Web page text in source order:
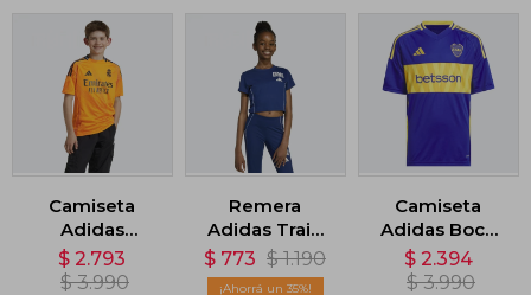
Camiseta
Adidas
Visitante Real
Madrid 24/25 -
$ 2.793
$ 3.990
Remera
Adidas Train
Essentials -
Azul
$ 773 $ 1.190
35
Camiseta
Adidas Boca
Juniors 24/25 -
Azul
$ 2.394
$ 3.990